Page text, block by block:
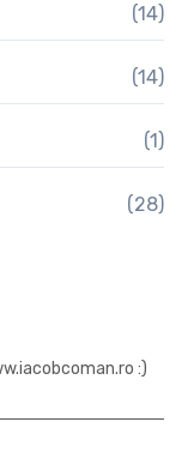
(14)
(14)
(1)
(28)
:)